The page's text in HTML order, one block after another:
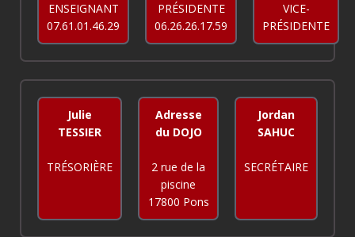
ENSEIGNANT
07.61.01.46.29
PRÉSIDENTE
06.26.26.17.59
VICE-
PRÉSIDENTE
Julie
TESSIER
TRÉSORIÈRE
Adresse
du DOJO
2 rue de la
piscine
17800 Pons
Jordan
SAHUC
SECRÉTAIRE